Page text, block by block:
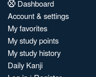
Dashboard
Account & settings
My favorites
My study points
My study history
Daily Kanji